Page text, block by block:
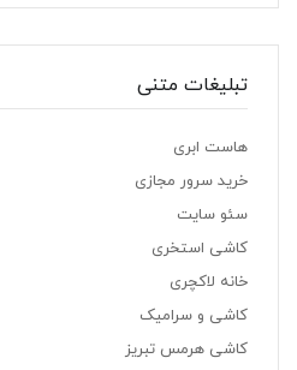
تبلیغات متنی
هاست ابری
خرید سرور مجازی
سئو سایت
کاشی استخری
خانه لاکچری
کاشی و سرامیک
کاشی هرمس تبریز